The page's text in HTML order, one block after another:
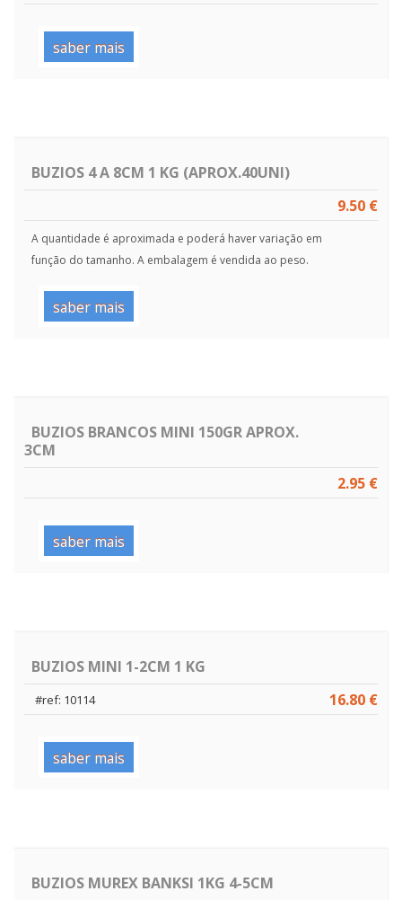
saber mais
BUZIOS 4 A 8CM 1 KG (APROX.40UNI)
9.50 €
A quantidade é aproximada e poderá haver variação em
função do tamanho. A embalagem é vendida ao peso.
saber mais
BUZIOS BRANCOS MINI 150GR APROX.
3CM
2.95 €
saber mais
BUZIOS MINI 1-2CM 1 KG
16.80 €
#ref: 10114
saber mais
BUZIOS MUREX BANKSI 1KG 4-5CM